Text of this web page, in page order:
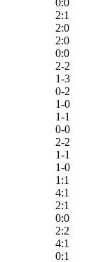
0:0
2:1
2:0
2:0
0:0
2-2
1-3
0-2
1-0
1-1
0-0
2-2
1-1
1-0
1:1
4:1
2:1
0:0
2:2
4:1
0:1